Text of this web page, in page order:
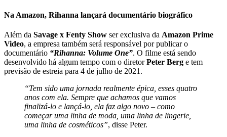
Na Amazon, Rihanna lançará documentário biográfico
Além da Savage x Fenty Show ser exclusiva da Amazon Prime
Video, a empresa também será responsável por publicar o
documentário “Rihanna: Volume One”. O filme está sendo
desenvolvido há algum tempo com o diretorPeter Berg e tem
previsão de estreia para 4 de julho de 2021.
“Tem sido uma jornada realmente épica, esses quatro
anos com ela. Sempre que achamos que vamos
finalizá-lo e lançá-lo, ela faz algo novo – como
começar uma linha de moda, uma linha de lingerie,
uma linha de cosméticos”, disse Peter.